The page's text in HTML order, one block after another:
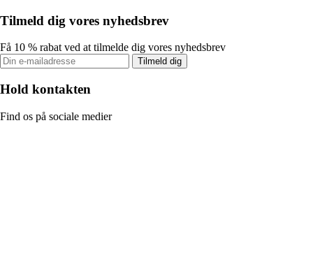
Tilmeld dig vores nyhedsbrev
Få 10 % rabat ved at tilmelde dig vores nyhedsbrev
Tilmeld dig
Hold kontakten
Find os på sociale medier